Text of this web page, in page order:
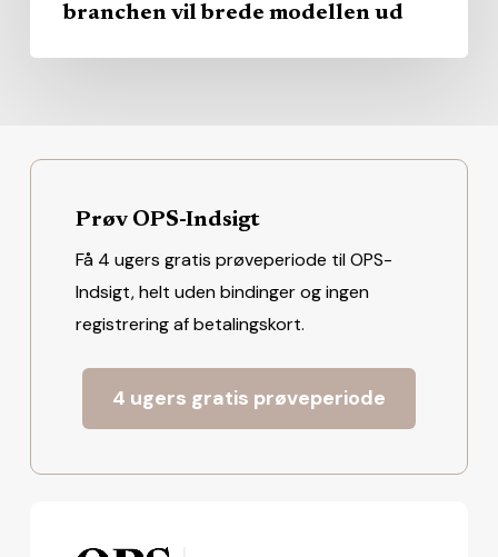
branchen vil brede modellen ud
Prøv OPS-Indsigt
Få 4 ugers gratis prøveperiode til OPS-
Indsigt, helt uden bindinger og ingen
registrering af betalingskort.
4 ugers gratis prøveperiode